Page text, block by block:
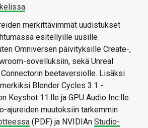
.
merkittävimmät uudistukset
esitellyille uusille
Omniversen päivityksille Create-,
sovelluksiin, sekä Unreal
beetaversiolle. Lisäksi
Blender Cycles 3.1 -
Keyshot 11:lle ja GPU Audio Inc:lle.
ajureiden muutoksiin tarkemmin
(PDF) ja NVIDIAn Studio-